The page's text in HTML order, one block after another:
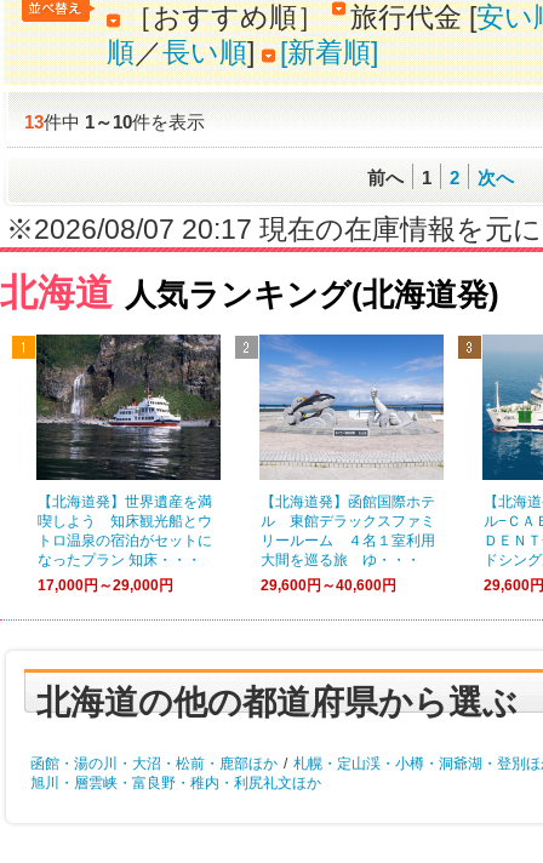
［おすすめ順］ 旅行代金 [安い
順／長い順] [新着順]
13件中1～10件を表示
前へ 1 2 次へ
※2026/08/07 20:17 現在の在庫情報を元
北海道 人気ランキング(北海道発)
【北海道発】世界遺産を満
喫しよう 知床観光船とウ
トロ温泉の宿泊がセットに
なったプラン 知床・・・
17,000円～29,000円
【北海道発】函館国際ホテ
ル 東館デラックスファミ
リールーム ４名１室利用
大間を巡る旅 ゆ・・・
29,600円～40,600円
【北海
ル−Ｃ
ＤＥＮ
ドシン
29,600
北海道の他の都道府県から選ぶ
函館・湯の川・大沼・松前・鹿部ほか / 札幌・定山渓・小樽・洞爺湖・登別
旭川・層雲峡・富良野・稚内・利尻礼文ほか